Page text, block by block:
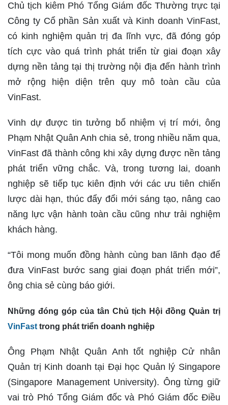
Chủ tịch kiêm Phó Tổng Giám đốc Thường trực tại
Công ty Cổ phần Sản xuất và Kinh doanh VinFast,
có kinh nghiệm quản trị đa lĩnh vực, đã đóng góp
tích cực vào quá trình phát triển từ giai đoạn xây
dựng nền tảng tại thị trường nội địa đến hành trình
mở rộng hiện diện trên quy mô toàn cầu của
VinFast.
Vinh dự được tin tưởng bổ nhiệm vị trí mới, ông
Phạm Nhật Quân Anh chia sẻ, trong nhiều năm qua,
VinFast đã thành công khi xây dựng được nền tảng
phát triển vững chắc. Và, trong tương lai, doanh
nghiệp sẽ tiếp tục kiên định với các ưu tiên chiến
lược dài hạn, thúc đẩy đổi mới sáng tạo, nâng cao
năng lực vận hành toàn cầu cũng như trải nghiệm
khách hàng.
“Tôi mong muốn đồng hành cùng ban lãnh đạo để
đưa VinFast bước sang giai đoạn phát triển mới”,
ông chia sẻ cùng báo giới.
Những đóng góp của tân Chủ tịch Hội đồng Quản trị
VinFast trong phát triển doanh nghiệp
Ông Phạm Nhật Quân Anh tốt nghiệp Cử nhân
Quản trị Kinh doanh tại Đại học Quản lý Singapore
(Singapore Management University). Ông từng giữ
vai trò Phó Tổng Giám đốc và Phó Giám đốc Điều